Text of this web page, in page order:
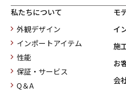
私たちについて
外観デザイン
インポートアイテム
性能
保証・サービス
Q＆A
モ
イ
施
お
会